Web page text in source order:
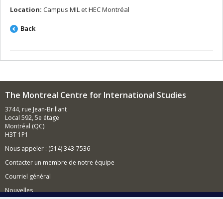
Location: Campus MIL et HEC Montréal
Back
The Montreal Centre for International Studies
3744, rue Jean-Brillant
Local 592, 5e étage
Montréal (QC)
H3T 1P1
Nous appeler : (514) 343-7536
Contacter un membre de notre équipe
Courriel général
Nouvelles